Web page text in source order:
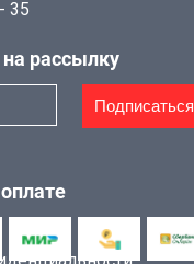
35
рассылку
Подписаться